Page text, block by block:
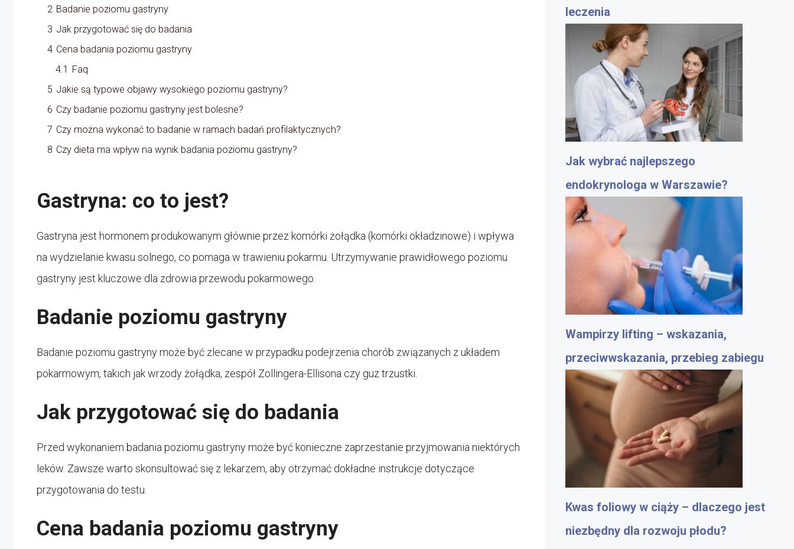
2 Badanie poziomu gastryny
3 Jak przygotować się do badania
4 Cena badania poziomu gastryny
4.1
Faq
5 Jakie są typowe objawy wysokiego poziomu gastryny?
6 Czy badanie poziomu gastryny jest bolesne?
7 Czy można wykonać to badanie w ramach badań profilaktycznych?
8 Czy dieta ma wpływ na wynik badania poziomu gastryny?
Gastryna: co to jest?
Gastryna jest hormonem produkowanym głównie przez komórki żołądka (komórki okładzinowe) i wpływa
na wydzielanie kwasu solnego, co pomaga w trawieniu pokarmu. Utrzymywanie prawidłowego poziomu
gastryny jest kluczowe dla zdrowia przewodu pokarmowego.
Badanie poziomu gastryny
Badanie poziomu gastryny może być zlecane w przypadku podejrzenia chorób związanych z układem
pokarmowym, takich jak wrzody żołądka, zespół Zollingera-Ellisona czy guz trzustki.
Jak przygotować się do badania
Przed wykonaniem badania poziomu gastryny może być konieczne zaprzestanie przyjmowania niektórych
leków. Zawsze warto skonsultować się z lekarzem, aby otrzymać dokładne instrukcje dotyczące
przygotowania do testu.
Cena badania poziomu gastryny
leczenia
Jak wybrać najlepszego
endokrynologa w Warszawie?
Wampirzy lifting – wskazania,
przeciwwskazania, przebieg zabiegu
Kwas foliowy w ciąży – dlaczego jest
niezbędny dla rozwoju płodu?